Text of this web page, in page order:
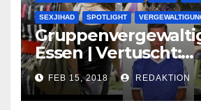
SEXJIHAD SPOTLIGHT
Essen | Vertuscht:
Lauenburger Gang
großer Muslimclan
FEB 15, 2018 REDAKTION